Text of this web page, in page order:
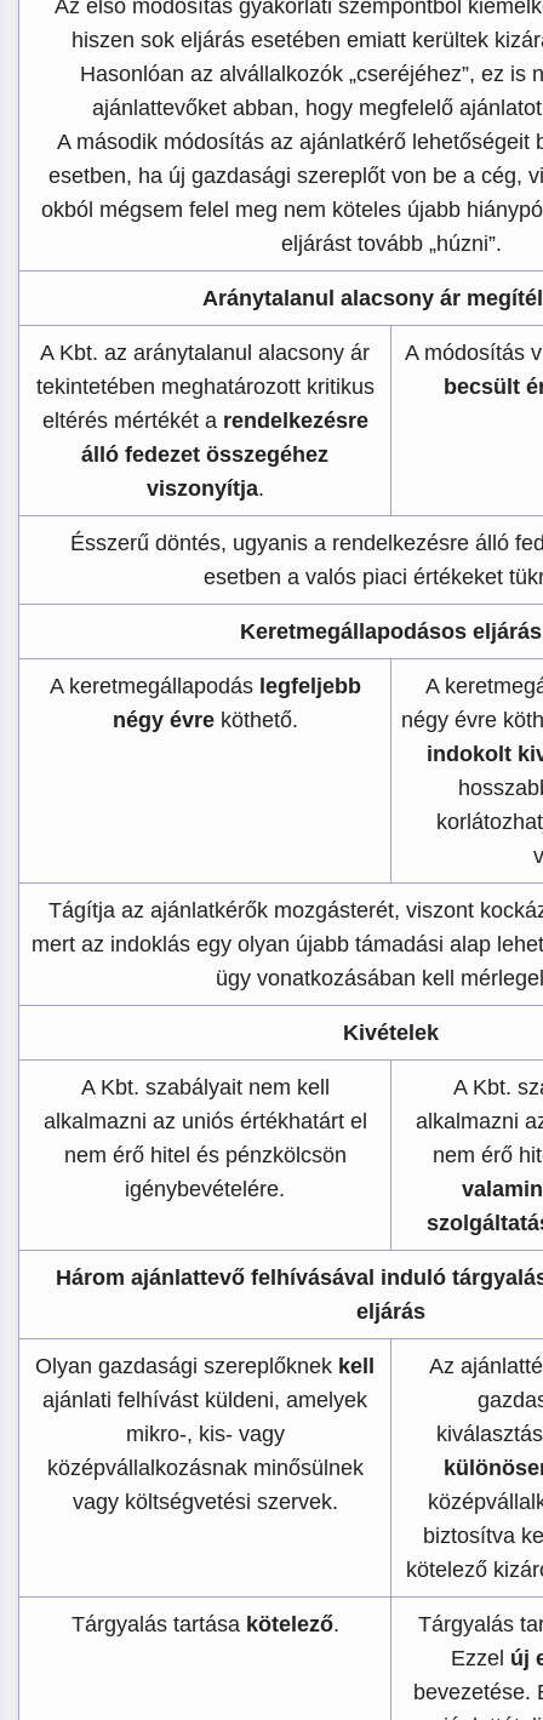
Az első módosítás gyakorlati szempontból
hiszen sok eljárás esetében emiatt kerültek
Hasonlóan az alvállalkozók „cseréjéhez”, ez is
ajánlattevőket abban, hogy megfelelő
A második módosítás az ajánlatkérő lehetőségeit
esetben, ha új gazdasági szereplőt von be a cég,
okból mégsem felel meg nem köteles újabb
eljárást tovább „húzni”.
Aránytalanul alacsony ár
A Kbt. az aránytalanul alacsony ár
tekintetében meghatározott kritikus
eltérés mértékét a rendelkezésre
álló fedezet összegéhez
viszonyítja.
A módosítás
becsült
Ésszerű döntés, ugyanis a rendelkezésre álló
esetben a valós piaci értékeket
Keretmegállapodásos eljárás
A keretmegállapodás legfeljebb
négy évreköthető.
A
négy évre
indokolt
Tágítja az ajánlatkérők mozgásterét, viszont
mert az indoklás egy olyan újabb támadási alap
ügy vonatkozásában kell
Kivételek
A Kbt. szabályait nem kell
alkalmazni az uniós értékhatárt el
nem érő hitel és pénzkölcsön
igénybevételére.
A Kbt.
alkalmazni
nem érő
Három ajánlattevő felhívásával induló
eljárás
Olyan gazdasági szereplőknek kell
ajánlati felhívást küldeni, amelyek
mikro-, kis- vagy
középvállalkozásnak minősülnek
vagy költségvetési szervek.
Az
biztosítva
kötelező
Tárgyalás tartása kötelező.
Tárgyalás
Ezzel új
bevezetése.